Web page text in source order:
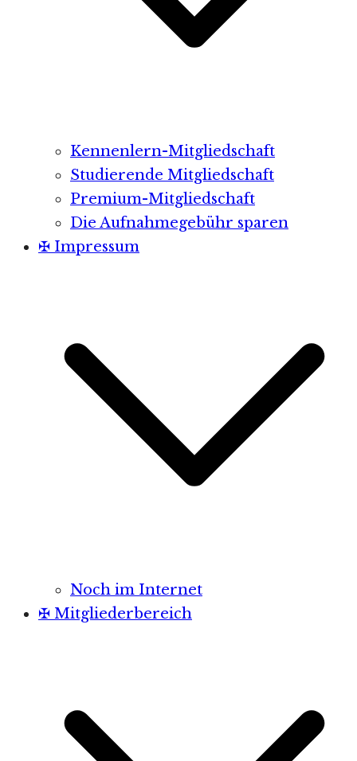
Kennenlern-Mitgliedschaft
Studierende Mitgliedschaft
Premium-Mitgliedschaft
Die Aufnahmegebühr sparen
✠ Impressum
Noch im Internet
✠ Mitgliederbereich